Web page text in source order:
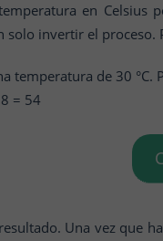
en Celsius
solo invertir el
temperatura de 30
= 54
Una vez que